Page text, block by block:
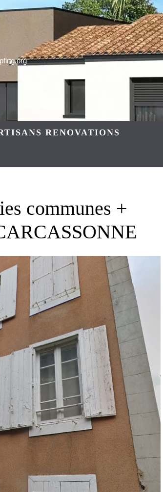
RENOVATIONS
communes +